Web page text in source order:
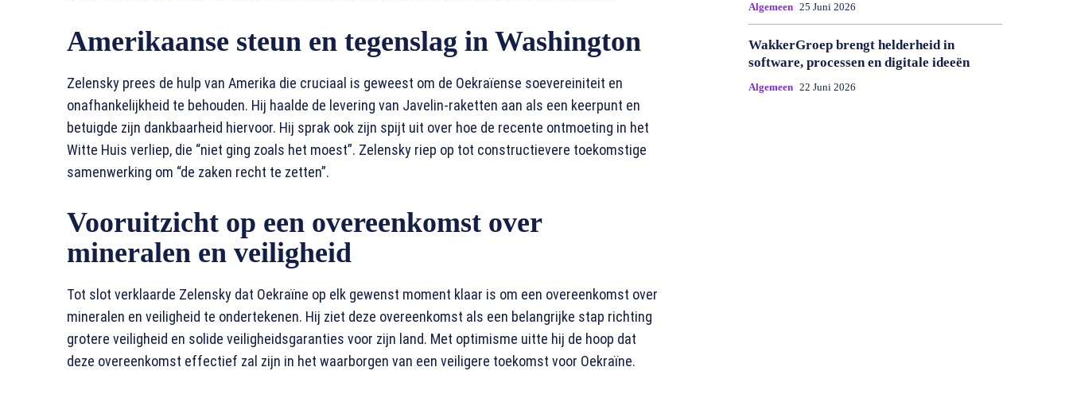
Amerikaanse steun en tegenslag in Washington
Zelensky prees de hulp van Amerika die cruciaal is geweest om de Oekraïense soevereiniteit en
onafhankelijkheid te behouden. Hij haalde de levering van Javelin-raketten aan als een keerpunt en
betuigde zijn dankbaarheid hiervoor. Hij sprak ook zijn spijt uit over hoe de recente ontmoeting in het
Witte Huis verliep, die “niet ging zoals het moest”. Zelensky riep op tot constructievere toekomstige
samenwerking om “de zaken recht te zetten”.
Vooruitzicht op een overeenkomst over
mineralen en veiligheid
Tot slot verklaarde Zelensky dat Oekraïne op elk gewenst moment klaar is om een overeenkomst over
mineralen en veiligheid te ondertekenen. Hij ziet deze overeenkomst als een belangrijke stap richting
grotere veiligheid en solide veiligheidsgaranties voor zijn land. Met optimisme uitte hij de hoop dat
deze overeenkomst effectief zal zijn in het waarborgen van een veiligere toekomst voor Oekraïne.
Algemeen 25 Juni 2026
WakkerGroep brengt helderheid in
software, processen en digitale ideeën
Algemeen 22 Juni 2026